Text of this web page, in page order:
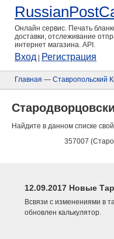
Онлайн сервис. Печать
доставки, отслеживание
интернет магазина. API.
Вход Регистрация
Главная — Ставропольский
Найдите в данном списке
357007
12.09.2017 Новые
Всвязи с изменениями в
обновлен калькулятор.